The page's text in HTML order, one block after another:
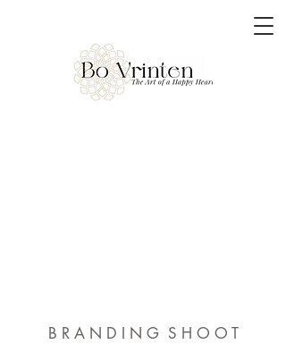
B R A N D I N G S H O O T